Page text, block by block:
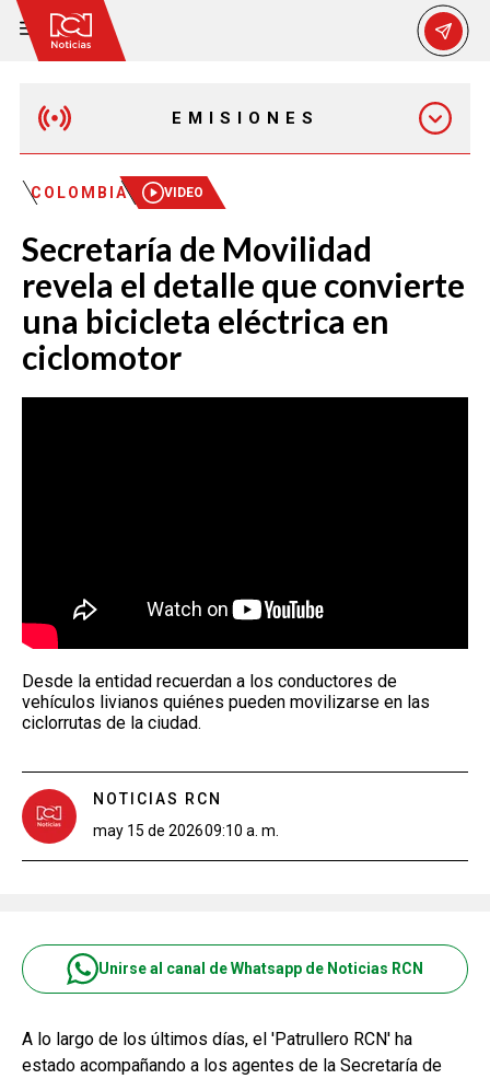
EMISIONES
MAÑANA EXPRESS
EMISIÓN 12:30 PM
EMISIÓN 7:00 PM
EMISIÓN 11:30 PM
COLOMBIA VIDEO
Secretaría de Movilidad
revela el detalle que convierte
una bicicleta eléctrica en
ciclomotor
Desde la entidad recuerdan a los conductores de
vehículos livianos quiénes pueden movilizarse en las
ciclorrutas de la ciudad.
NOTICIAS RCN
may 15 de 202609:10 a. m.
Unirse al canal de Whatsapp de Noticias RCN
A lo largo de los últimos días, el 'Patrullero RCN' ha
estado acompañando a los agentes de la Secretaría de